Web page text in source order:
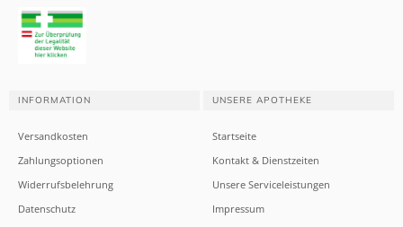
INFORMATION
Versandkosten
Zahlungsoptionen
Widerrufsbelehrung
Datenschutz
UNSERE APOTHEKE
Startseite
Kontakt & Dienstzeiten
Unsere Serviceleistungen
Impressum